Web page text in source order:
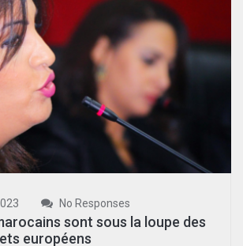
No Responses
sont sous la loupe des
européens